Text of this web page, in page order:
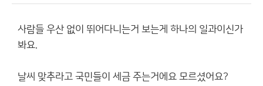
사람들 우산 없이 뛰어다니는거 보는게 하나의 일과이신가
봐요.
날씨 맞추라고 국민들이 세금 주는거에요 모르셨어요?